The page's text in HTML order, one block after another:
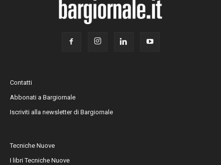
Contatti
Abbonati a Bargiornale
Iscriviti alla newsletter di Bargiornale
Tecniche Nuove
I libri Tecniche Nuove